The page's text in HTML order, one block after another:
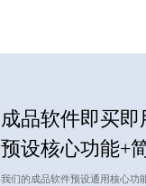
成品软件即买即
预设核心功能+
我们的成品软件预设通用核心功